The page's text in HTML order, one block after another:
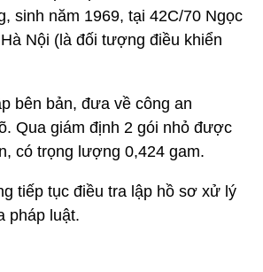
sinh năm 1969, tại 42C/70 Ngọc
Nội (là đối tượng điều khiển
bên bản, đưa về công an
Qua giám định 2 gói nhỏ được
có trọng lượng 0,424 gam.
tiếp tục điều tra lập hồ sơ xử lý
pháp luật.